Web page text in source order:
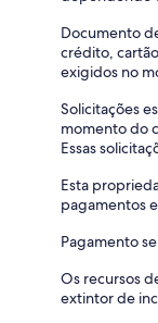
Documento
crédito,
exigidos no
Solicitações
momento do
Essas
Esta
pagamentos
Pagamento
Os recursos
extintor de